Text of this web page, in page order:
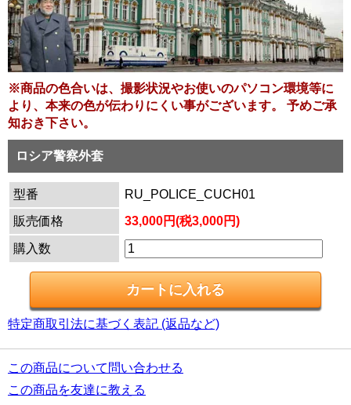
※商品の色合いは、撮影状況やお使いのパソコン環境等に
より、本来の色が伝わりにくい事がございます。 予めご承
知おき下さい。
ロシア警察外套
型番
RU_POLICE_CUCH01
販売価格
33,000円(税3,000円)
購入数
特定商取引法に基づく表記 (返品など)
この商品について問い合わせる
この商品を友達に教える